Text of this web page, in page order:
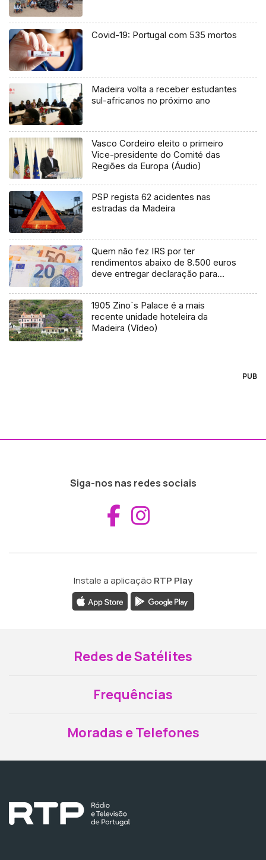
Covid-19: Portugal com 535 mortos
Madeira volta a receber estudantes
sul-africanos no próximo ano
Vasco Cordeiro eleito o primeiro
Vice-presidente do Comité das
Regiões da Europa (Áudio)
PSP regista 62 acidentes nas
estradas da Madeira
Quem não fez IRS por ter
rendimentos abaixo de 8.500 euros
deve entregar declaração para
1905 Zino`s Palace é a mais
recente unidade hoteleira da
Madeira (Vídeo)
PUB
Siga-nos nas redes sociais
Aceder ao
Instale a aplicação RTP Play
Redes de Satélites
Frequências
Moradas e Telefones